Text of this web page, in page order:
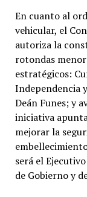
En cuanto al
vehicular, el
autoriza la
rotondas
estratégicos:
Independencia
Deán Funes; y
iniciativa
mejorar la
será el
de Gobierno y